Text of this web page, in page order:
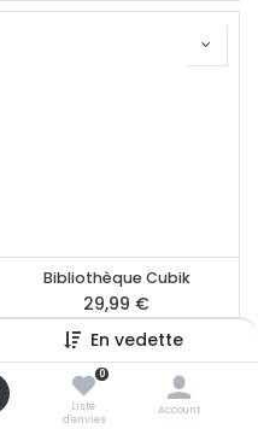
En vedette
0
Liste
d'envies
Account
Bibliothèque Cubik
29,99 €